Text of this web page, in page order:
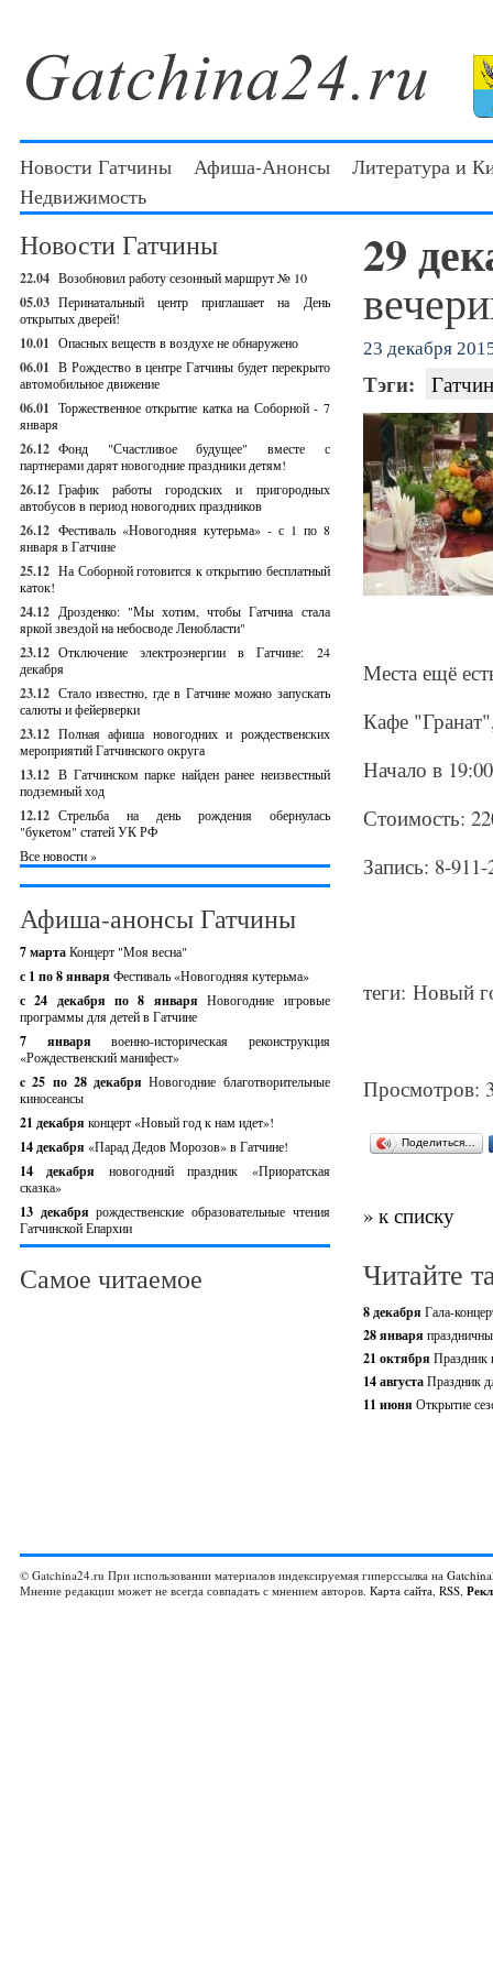
Новости Гатчины Афиша-Анонсы
Литература и
Недвижимость
Новости Гатчины
22.04 Возобновил работу сезонный маршрут № 10
05.03 Перинатальный центр приглашает на День
открытых дверей!
10.01 Опасных веществ в воздухе не обнаружено
06.01 В Рождество в центре Гатчины будет перекрыто
автомобильное движение
06.01 Торжественное открытие катка на Соборной - 7
января
26.12 Фонд "Счастливое будущее" вместе с
партнерами дарят новогодние праздники детям!
26.12 График работы городских и пригородных
автобусов в период новогодних праздников
26.12 Фестиваль «Новогодняя кутерьма» - с 1 по 8
января в Гатчине
25.12 На Соборной готовится к открытию бесплатный
каток!
24.12 Дрозденко: "Мы хотим, чтобы Гатчина стала
яркой звездой на небосводе Ленобласти"
23.12 Отключение электроэнергии в Гатчине: 24
декабря
23.12 Стало известно, где в Гатчине можно запускать
салюты и фейерверки
23.12 Полная афиша новогодних и рождественских
мероприятий Гатчинского округа
13.12 В Гатчинском парке найден ранее неизвестный
подземный ход
12.12 Стрельба на день рождения обернулась
"букетом" статей УК РФ
Все новости »
Афиша-анонсы Гатчины
7 мартаКонцерт "Моя весна"
с 1 по 8 января Фестиваль «Новогодняя кутерьма»
с 24 декабря по 8 январяНовогодние игровые
программы для детей в Гатчине
7 январявоенно-историческая реконструкция
«Рождественский манифест»
c 25 по 28 декабряНовогодние благотворительные
киносеансы
21 декабря концерт «Новый год к нам идет»!
14 декабря «Парад Дедов Морозов» в Гатчине!
14 декабря новогодний праздник «Приоратская
сказка»
13 декабрярождественские образовательные чтения
Гатчинской Епархии
Самое читаемое
29
23 декабря
Тэги:
Места ещё
Кафе
Начало в 19:00
Стоимость:
Запись: 8-
теги: Новый
Просмотров:
Поделиться…
» к списку
Читайте
8 декабря Гала-
28 января
21 октября Праздник
14 августаПраздник
11 июня Открытие
© Gatchina24.ru При использовании материалов индексируемая гиперссылка на
Мнение редакции может не всегда совпадать с мнением авторов. Карта сайта, RSS,